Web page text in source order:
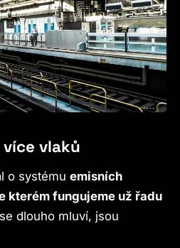
vlaků
o systémuemisních
kterém fungujeme už řadu
dlouho mluví, jsou